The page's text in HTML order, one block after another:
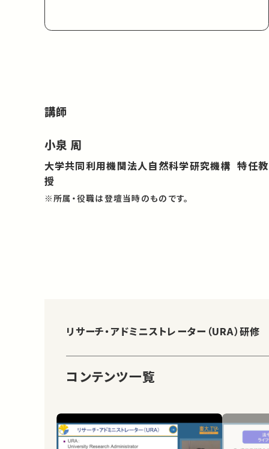
講師
小泉 周
大学共同利用機関法人自然科学研究機構 特任教
授
※所属・役職は登壇当時のものです。
リサーチ・アドミニストレーター（URA）研修
コンテンツ一覧